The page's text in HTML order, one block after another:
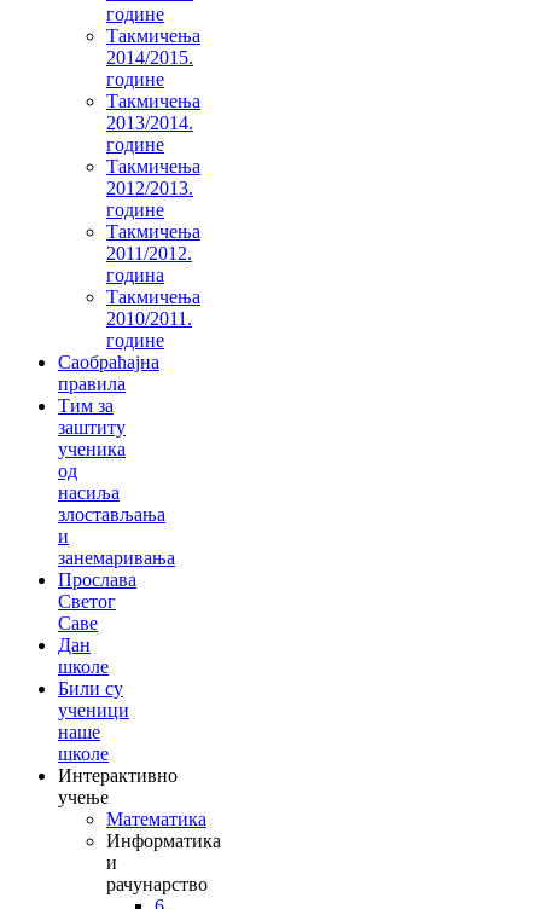
године
Такмичења
2014/2015.
године
Такмичења
2013/2014.
године
Такмичења
2012/2013.
године
Такмичења
2011/2012.
година
Такмичења
2010/2011.
године
Саобраћајна
правила
Тим за
заштиту
ученика
од
насиља
злостављања
и
занемаривања
Прослава
Светог
Саве
Дан
школе
Били су
ученици
наше
школе
Интерактивно
учење
Математика
Информатика
и
рачунарство